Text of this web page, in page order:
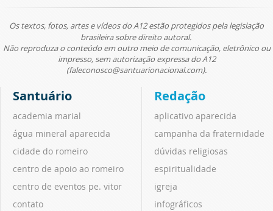
Os textos, fotos, artes e vídeos do A12 estão protegidos pela legislação
brasileira sobre direito autoral.
Não reproduza o conteúdo em outro meio de comunicação, eletrônico ou
impresso, sem autorização expressa do A12
(faleconosco@santuarionacional.com).
Santuário
academia marial
água mineral aparecida
cidade do romeiro
centro de apoio ao romeiro
centro de eventos pe. vitor
contato
Redação
aplicativo aparecida
campanha da fraternidade
dúvidas religiosas
espiritualidade
igreja
infográficos